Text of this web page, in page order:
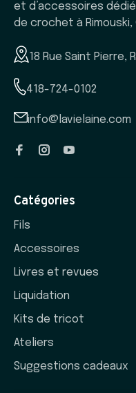
et d’accessoires
de crochet à Rimouski,
18 Rue Saint Pierre,
418-724-0102
info@lavielaine.com
Catégories
Fils
Accessoires
Livres et revues
Liquidation
Kits de tricot
Ateliers
Suggestions cadeaux